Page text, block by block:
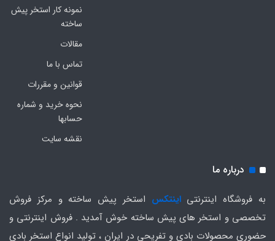
نمونه کار استخر پیش
ساخته
مقالات
تماس با ما
قوانین و مقررات
نحوه خرید و شماره
حسابها
نقشه سایت
درباره ما
به فروشگاه اینترنتیاینتکس استخر پیش ساخته و مرکز فروش
تخصصی و استخر های پیش ساخته خوش آمدید . فروش اینترنتی و
حضوری محصولات بادی و تفریحی در ایران ، تولید انواع استخر بادی